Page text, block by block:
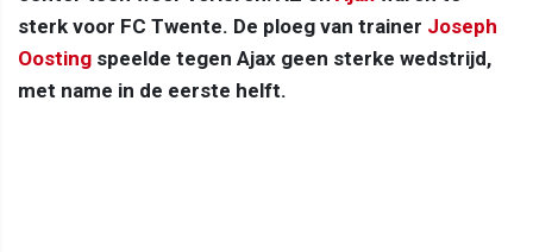
sterk voor FC Twente. De ploeg van trainer Joseph
Oosting speelde tegen Ajax geen sterke wedstrijd,
met name in de eerste helft.